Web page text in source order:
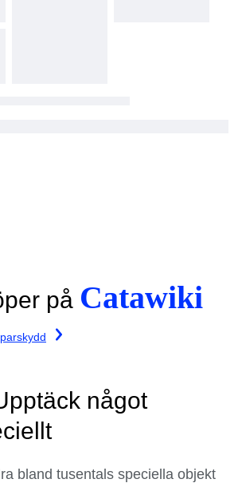
på Catawiki
något
bland tusentals speciella objekt